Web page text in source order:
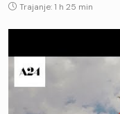
Trajanje: 1 h 25 min